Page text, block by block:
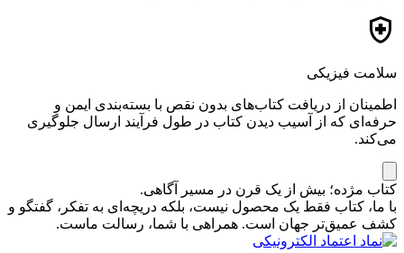
سلامت فیزیکی
اطمینان از دریافت کتاب‌های بدون نقص با بسته‌بندی ایمن و
حرفه‌ای که از آسیب دیدن کتاب در طول فرآیند ارسال جلوگیری
می‌کند.
کتاب مژده؛ بیش از یک قرن در مسیر آگاهی.
با ما، کتاب فقط یک محصول نیست، بلکه دریچه‌ای به تفکر، گفتگو و
کشف عمیق‌تر جهان است. همراهی با شما، رسالت ماست.